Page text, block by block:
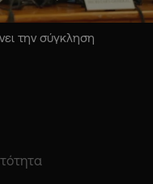
την σύγκληση